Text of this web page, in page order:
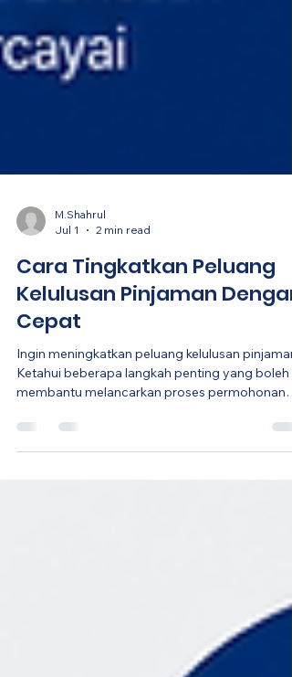
M.Shahrul
Jul 1
2 min read
Cara Tingkatkan Peluang
Kelulusan Pinjaman Dengan
Cepat
Ingin meningkatkan peluang kelulusan